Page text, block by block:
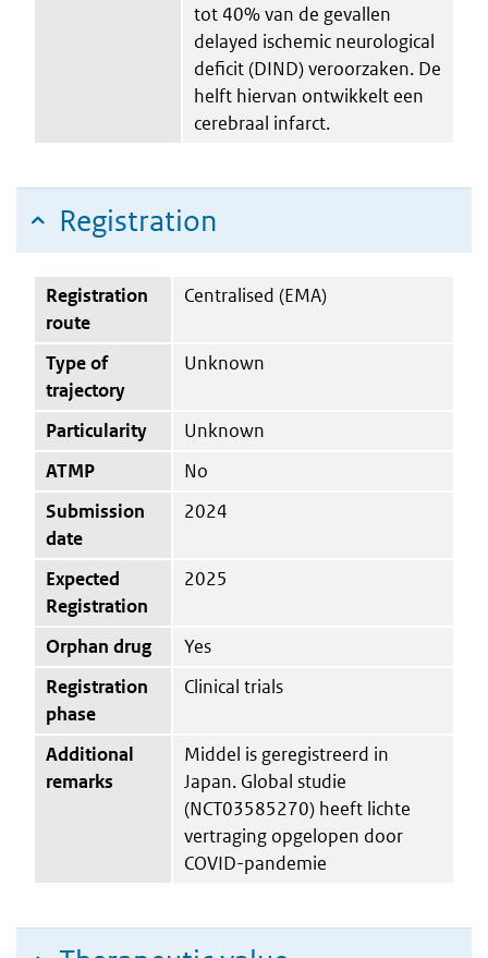
tot 40% van de gevallen
delayed ischemic neurological
deficit (DIND) veroorzaken. De
helft hiervan ontwikkelt een
cerebraal infarct.
Registration
Registration
route
Centralised (EMA)
Type of
trajectory
Unknown
Particularity
Unknown
ATMP
No
Submission
date
2024
Expected
Registration
2025
Orphan drug
Yes
Registration
phase
Clinical trials
Additional
remarks
Middel is geregistreerd in
Japan. Global studie
(NCT03585270) heeft lichte
vertraging opgelopen door
COVID-pandemie